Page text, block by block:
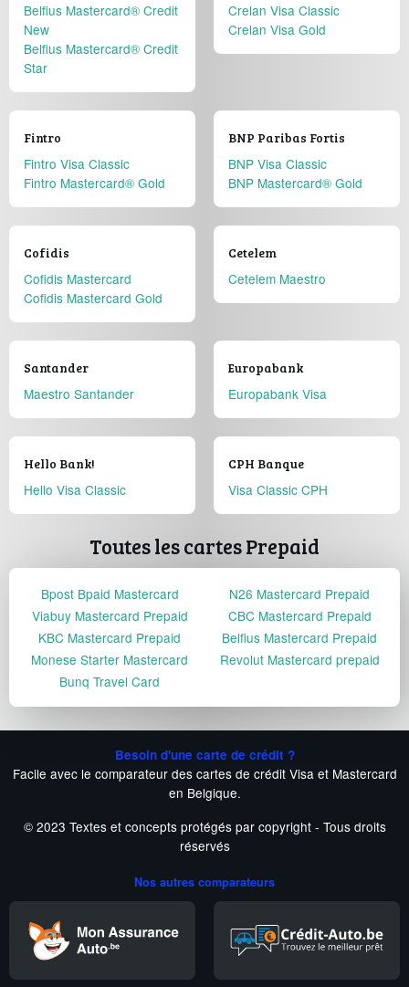
Belfius Mastercard® Credit
New
Belfius Mastercard® Credit
Star
Crelan Visa Classic
Crelan Visa Gold
Fintro
Fintro Visa Classic
Fintro Mastercard® Gold
BNP Paribas Fortis
BNP Visa Classic
BNP Mastercard® Gold
Cofidis
Cofidis Mastercard
Cofidis Mastercard Gold
Cetelem
Cetelem Maestro
Santander
Maestro Santander
Europabank
Europabank Visa
Hello Bank!
Hello Visa Classic
CPH Banque
Visa Classic CPH
Toutes les cartes Prepaid
Bpost Bpaid Mastercard
N26 Mastercard Prepaid
Viabuy Mastercard Prepaid
CBC Mastercard Prepaid
KBC Mastercard Prepaid
Belfius Mastercard Prepaid
Monese Starter Mastercard
Revolut Mastercard prepaid
Bunq Travel Card
Besoin d'une carte de crédit ?
Facile avec le comparateur des cartes de crédit Visa et Mastercard
en Belgique.
© 2023 Textes et concepts protégés par copyright - Tous droits
réservés
Nos autres comparateurs